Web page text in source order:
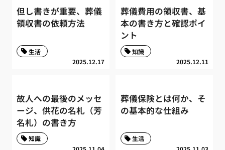
但し書きが重要、葬儀
領収書の依頼方法
2025.12.17
生活
葬儀費用の領収書、基
本の書き方と確認ポイ
ント
2025.12.11
知識
故人への最後のメッセ
ージ、供花の名札（芳
名札）の書き方
知識
葬儀保険とは何か、そ
の基本的な仕組み
生活